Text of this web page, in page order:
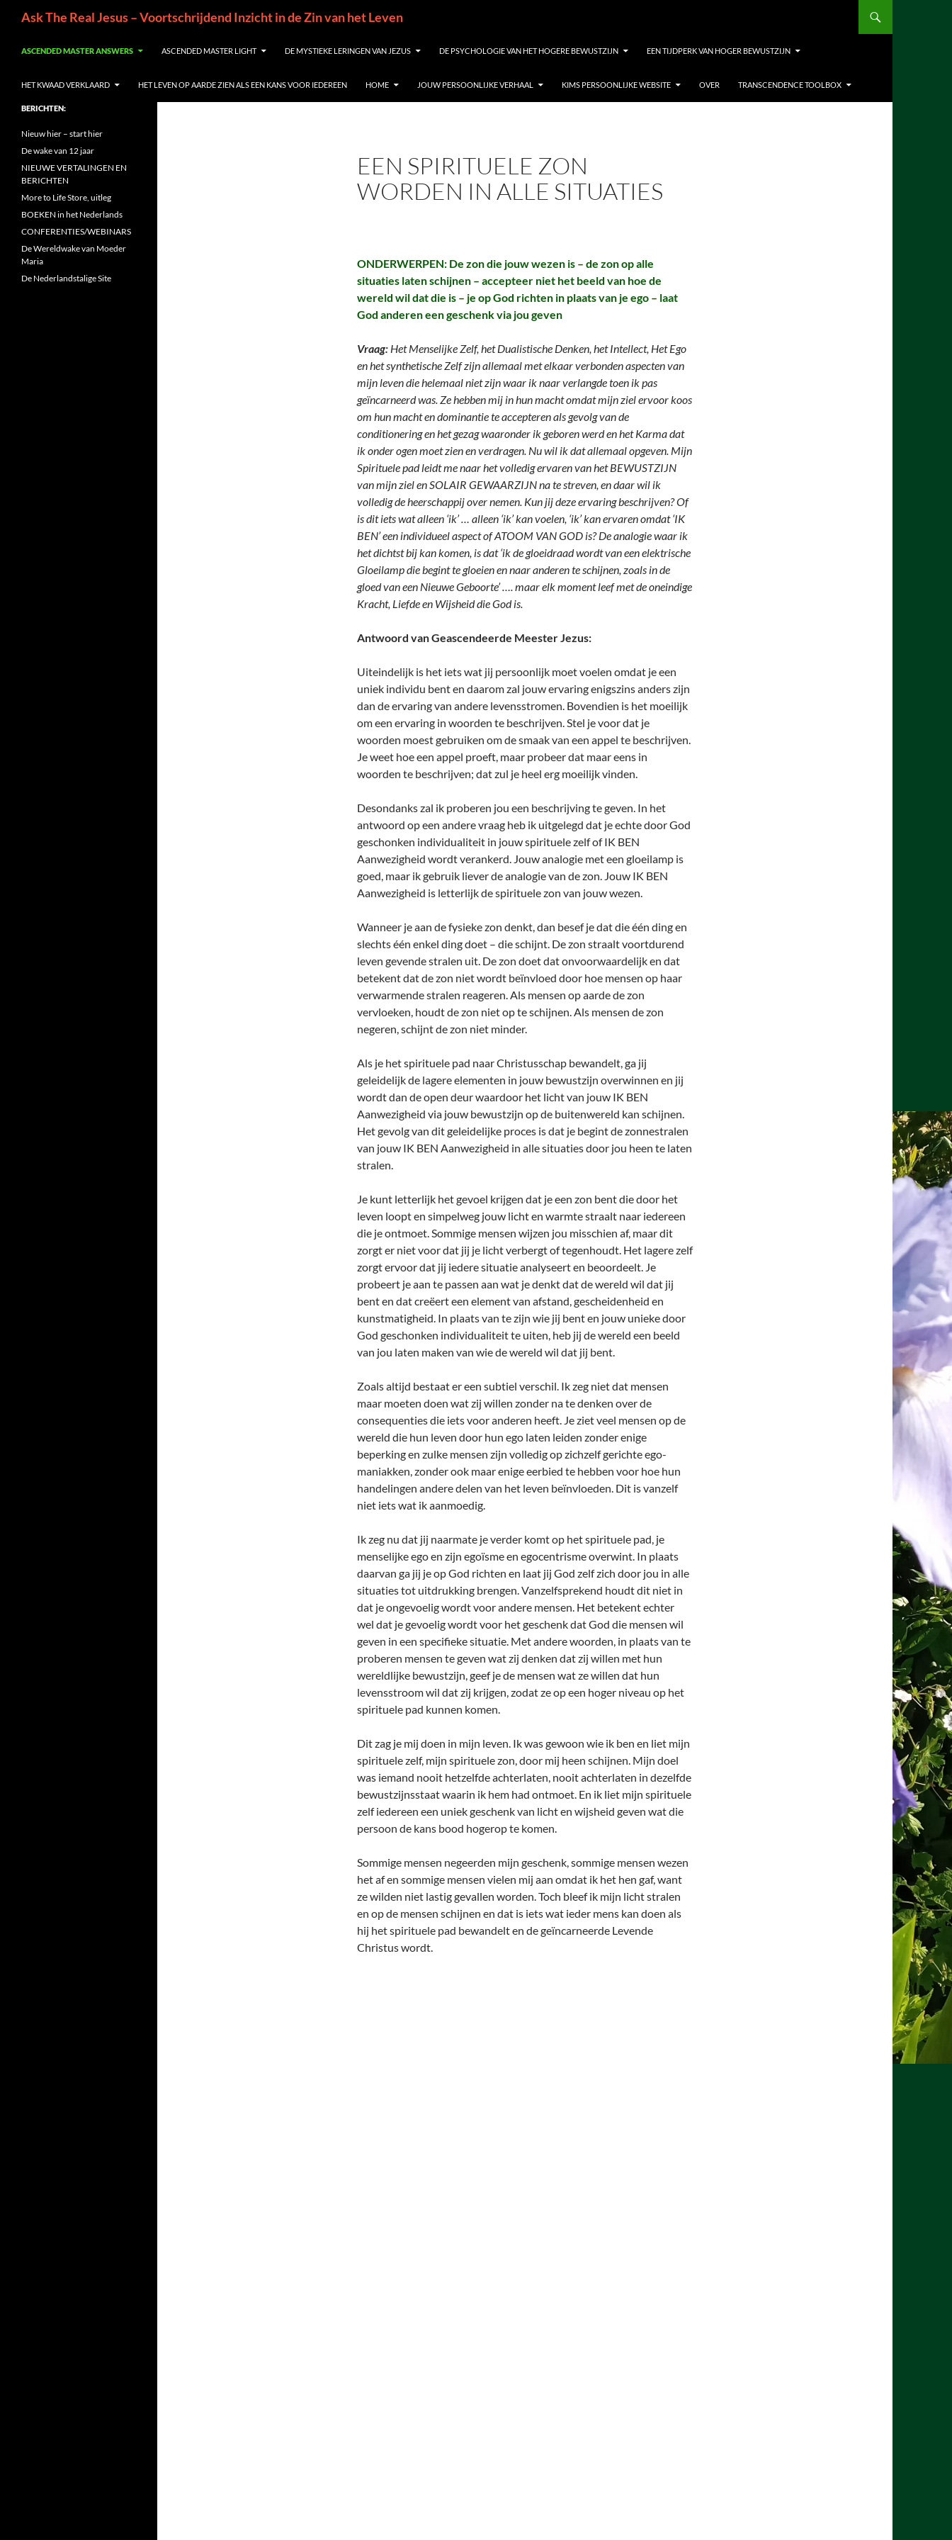
inhoud
Ask The Real Jesus – Voortschrijdend Inzicht in de Zin van het Leven
ASCENDED MASTER ANSWERS ASCENDED MASTER LIGHT DE MYSTIEKE LERINGEN VAN JEZUS DE PSYCHOLOGIE VAN HET HOGERE BEWUSTZIJN EEN TIJDPERK VAN HOGER BEWUSTZIJN
HET KWAAD VERKLAARD HET LEVEN OP AARDE ZIEN ALS EEN KANS VOOR IEDEREEN HOME JOUW PERSOONLIJKE VERHAAL KIMS PERSOONLIJKE WEBSITE OVER TRANSCENDENCE TOOLBOX
EEN SPIRITUELE ZON
WORDEN IN ALLE SITUATIES
ONDERWERPEN: De zon die jouw wezen is – de zon op alle
situaties laten schijnen – accepteer niet het beeld van hoe de
wereld wil dat die is – je op God richten in plaats van je ego – laat
God anderen een geschenk via jou geven
Vraag: Het Menselijke Zelf, het Dualistische Denken, het Intellect, Het Ego
en het synthetische Zelf zijn allemaal met elkaar verbonden aspecten van
mijn leven die helemaal niet zijn waar ik naar verlangde toen ik pas
geïncarneerd was. Ze hebben mij in hun macht omdat mijn ziel ervoor koos
om hun macht en dominantie te accepteren als gevolg van de
conditionering en het gezag waaronder ik geboren werd en het Karma dat
ik onder ogen moet zien en verdragen. Nu wil ik dat allemaal opgeven. Mijn
Spirituele pad leidt me naar het volledig ervaren van het BEWUSTZIJN
van mijn ziel en SOLAIR GEWAARZIJN na te streven, en daar wil ik
volledig de heerschappij over nemen. Kun jij deze ervaring beschrijven? Of
is dit iets wat alleen ‘ik’ … alleen ‘ik’ kan voelen, ‘ik’ kan ervaren omdat ‘IK
BEN’ een individueel aspect of ATOOM VAN GOD is? De analogie waar ik
het dichtst bij kan komen, is dat ‘ik de gloeidraad wordt van een elektrische
Gloeilamp die begint te gloeien en naar anderen te schijnen, zoals in de
gloed van een Nieuwe Geboorte’ …. maar elk momentleefmet de oneindige
Kracht, Liefde en Wijsheid die God is.
Antwoord van Geascendeerde Meester Jezus:
Uiteindelijk is het iets wat jij persoonlijk moet voelen omdat je een
uniek individu bent en daarom zal jouw ervaring enigszins anders zijn
dan de ervaring van andere levensstromen. Bovendien is het moeilijk
om een ervaring in woorden te beschrijven. Stel je voor dat je
woorden moest gebruiken om de smaak van een appel te beschrijven.
Je weet hoe een appel proeft, maar probeer dat maar eens in
woorden te beschrijven; dat zul je heel erg moeilijk vinden.
Desondanks zal ik proberen jou een beschrijving te geven. In het
antwoord op een andere vraag heb ik uitgelegd dat je echte door God
geschonken individualiteit in jouw spirituele zelf of IK BEN
Aanwezigheid wordt verankerd. Jouw analogie met een gloeilamp is
goed, maar ik gebruik liever de analogie van de zon. Jouw IK BEN
Aanwezigheid is letterlijk de spirituele zon van jouw wezen.
Wanneer je aan de fysieke zon denkt, dan besef je dat die één ding en
slechts één enkel ding doet – die schijnt. De zon straalt voortdurend
leven gevende stralen uit. De zon doet dat onvoorwaardelijk en dat
betekent dat de zon niet wordt beïnvloed door hoe mensen op haar
verwarmende stralen reageren. Als mensen op aarde de zon
vervloeken, houdt de zon niet op te schijnen. Als mensen de zon
negeren, schijnt de zon niet minder.
Als je het spirituele pad naar Christusschap bewandelt, ga jij
geleidelijk de lagere elementen in jouw bewustzijn overwinnen en jij
wordt dan de open deur waardoor het licht van jouw IK BEN
Aanwezigheid via jouw bewustzijn op de buitenwereld kan schijnen.
Het gevolg van dit geleidelijke proces is dat je begint de zonnestralen
van jouw IK BEN Aanwezigheid in alle situaties door jou heen te laten
stralen.
Je kunt letterlijk het gevoel krijgen dat je een zon bent die door het
leven loopt en simpelweg jouw licht en warmte straalt naar iedereen
die je ontmoet. Sommige mensen wijzen jou misschien af, maar dit
zorgt er niet voor dat jij je licht verbergt of tegenhoudt. Het lagere zelf
zorgt ervoor dat jij iedere situatie analyseert en beoordeelt. Je
probeert je aan te passen aan wat je denkt dat de wereld wil dat jij
bent en dat creëert een element van afstand, gescheidenheid en
kunstmatigheid. In plaats van te zijn wie jij bent en jouw unieke door
God geschonken individualiteit te uiten, heb jij de wereld een beeld
van jou laten maken van wie de wereld wil dat jij bent.
Zoals altijd bestaat er een subtiel verschil. Ik zeg niet dat mensen
maar moeten doen wat zij willen zonder na te denken over de
consequenties die iets voor anderen heeft. Je ziet veel mensen op de
wereld die hun leven door hun ego laten leiden zonder enige
beperking en zulke mensen zijn volledig op zichzelf gerichte ego-
maniakken, zonder ook maar enige eerbied te hebben voor hoe hun
handelingen andere delen van het leven beïnvloeden. Dit is vanzelf
niet iets wat ik aanmoedig.
Ik zeg nu dat jij naarmate je verder komt op het spirituele pad, je
menselijke ego en zijn egoïsme en egocentrisme overwint. In plaats
daarvan ga jij je op God richten en laat jij God zelf zich door jou in alle
situaties tot uitdrukking brengen. Vanzelfsprekend houdt dit niet in
dat je ongevoelig wordt voor andere mensen. Het betekent echter
wel dat je gevoelig wordt voor het geschenk dat God die mensen wil
geven in een specifieke situatie. Met andere woorden, in plaats van te
proberen mensen te geven wat zij denken dat zij willen met hun
wereldlijke bewustzijn, geef je de mensen wat ze willen dat hun
levensstroom wil dat zij krijgen, zodat ze op een hoger niveau op het
spirituele pad kunnen komen.
Dit zag je mij doen in mijn leven. Ik was gewoon wie ik ben en liet mijn
spirituele zelf, mijn spirituele zon, door mij heen schijnen. Mijn doel
was iemand nooit hetzelfde achterlaten, nooit achterlaten in dezelfde
bewustzijnsstaat waarin ik hem had ontmoet. En ik liet mijn spirituele
zelf iedereen een uniek geschenk van licht en wijsheid geven wat die
persoon de kans bood hogerop te komen.
Sommige mensen negeerden mijn geschenk, sommige mensen wezen
het af en sommige mensen vielen mij aan omdat ik het hen gaf, want
ze wilden niet lastig gevallen worden. Toch bleef ik mijn licht stralen
en op de mensen schijnen en dat is iets wat ieder mens kan doen als
hij het spirituele pad bewandelt en de geïncarneerde Levende
Christus wordt.
BERICHTEN:
Nieuw hier – start hier
De wake van 12 jaar
NIEUWE VERTALINGEN EN
BERICHTEN
More to Life Store, uitleg
BOEKEN in het Nederlands
CONFERENTIES/WEBINARS
De Wereldwake van Moeder
Maria
De Nederlandstalige Site